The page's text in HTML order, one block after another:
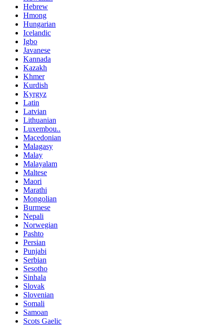
Hebrew
Hmong
Hungarian
Icelandic
Igbo
Javanese
Kannada
Kazakh
Khmer
Kurdish
Kyrgyz
Latin
Latvian
Lithuanian
Luxembou..
Macedonian
Malagasy
Malay
Malayalam
Maltese
Maori
Marathi
Mongolian
Burmese
Nepali
Norwegian
Pashto
Persian
Punjabi
Serbian
Sesotho
Sinhala
Slovak
Slovenian
Somali
Samoan
Scots Gaelic